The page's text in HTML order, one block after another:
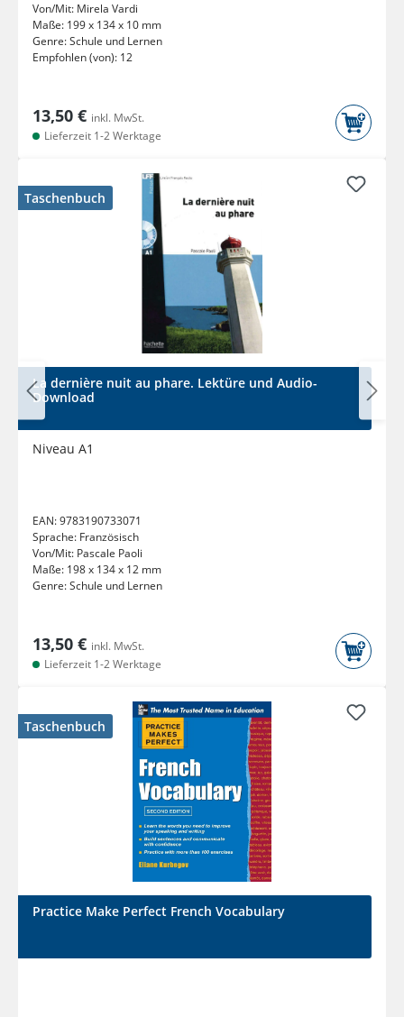
Von/Mit: Mirela Vardi
Maße: 199 x 134 x 10 mm
Genre:Schule und Lernen
Empfohlen (von): 12
13,50 € inkl. MwSt.
Lieferzeit 1-2 Werktage
Taschenbuch
La dernière nuit au phare. Lektüre und Audio-
Download
Niveau A1
EAN:9783190733071
Sprache: Französisch
Von/Mit: Pascale Paoli
Maße: 198 x 134 x 12 mm
Genre:Schule und Lernen
13,50 € inkl. MwSt.
Lieferzeit 1-2 Werktage
Taschenbuch
Practice Make Perfect French Vocabulary